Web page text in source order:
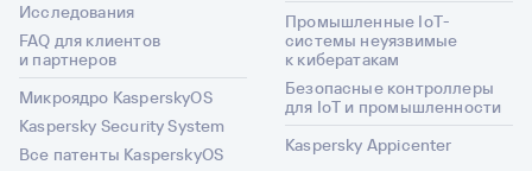
Исследования
FAQ для клиентов
и партнеров
Микроядро KasperskyOS
Kaspersky Security System
Все патенты KasperskyOS
Промышленные IoT-
системы неуязвимые
к кибератакам
Безопасные контроллеры
для IoT и промышленности
Kaspersky Appicenter